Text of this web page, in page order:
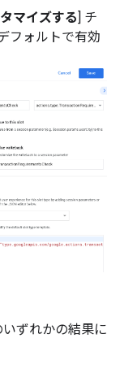
マイズする ] チ
フォルトで有効
ずれかの結果に